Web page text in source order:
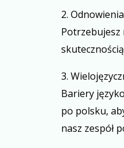
2.
Potrzebujesz
3.
Bariery
po polsku,
nasz zespół